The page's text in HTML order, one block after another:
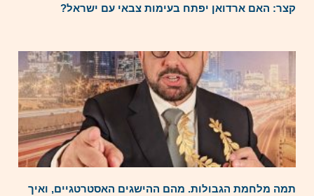
קצר: האם ארדואן יפתח בעימות צבאי עם ישראל?
תמה מלחמת הגבולות. מהם ההישגים האסטרטגיים, ואיך